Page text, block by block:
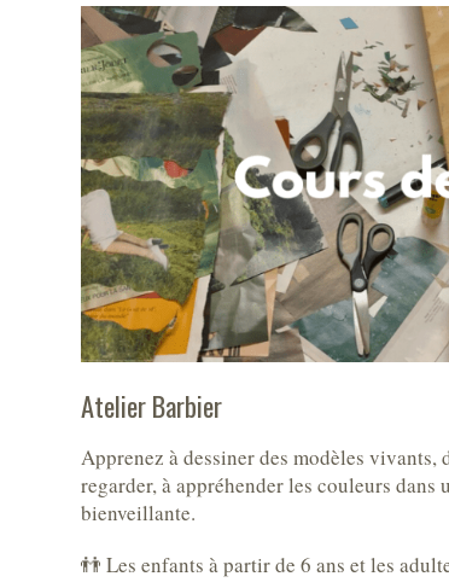
Atelier Barbier
Apprenez à dessiner des modèles vivants,
regarder, à appréhender les couleurs dans
bienveillante.
👬 Les enfants à partir de 6 ans et les